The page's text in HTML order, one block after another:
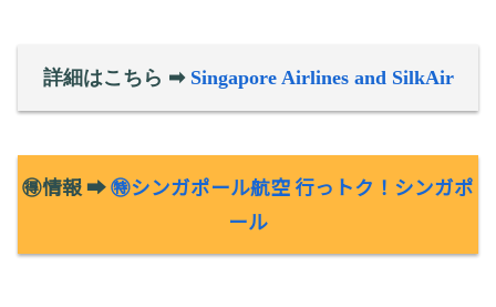
詳細はこちら ➡ Singapore Airlines and SilkAir
🉐情報 ➡㊕シンガポール航空 行っトク！シンガポ
ール